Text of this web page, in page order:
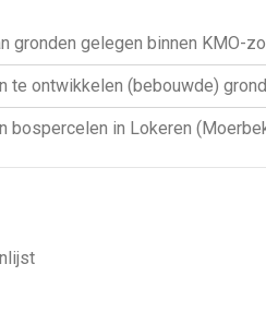
gronden gelegen binnen KMO-
te ontwikkelen (bebouwde)
bospercelen in Lokeren